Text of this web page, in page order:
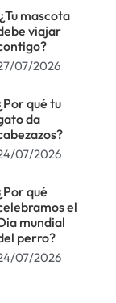
¿Tu mascota
viajar
07/2026
qué tu
da
07/2026
qué
el
mundial
perro?
07/2026